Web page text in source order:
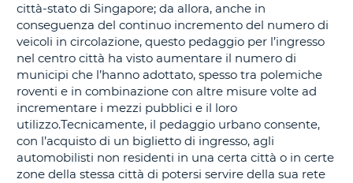
città-stato di Singapore; da allora, anche in
conseguenza del continuo incremento del numero di
veicoli in circolazione, questo pedaggio per l’ingresso
nel centro città ha visto aumentare il numero di
municipi che l’hanno adottato, spesso tra polemiche
roventi e in combinazione con altre misure volte ad
incrementare i mezzi pubblici e il loro
utilizzo.Tecnicamente, il pedaggio urbano consente,
con l’acquisto di un biglietto di ingresso, agli
automobilisti non residenti in una certa città o in certe
zone della stessa città di potersi servire della sua rete